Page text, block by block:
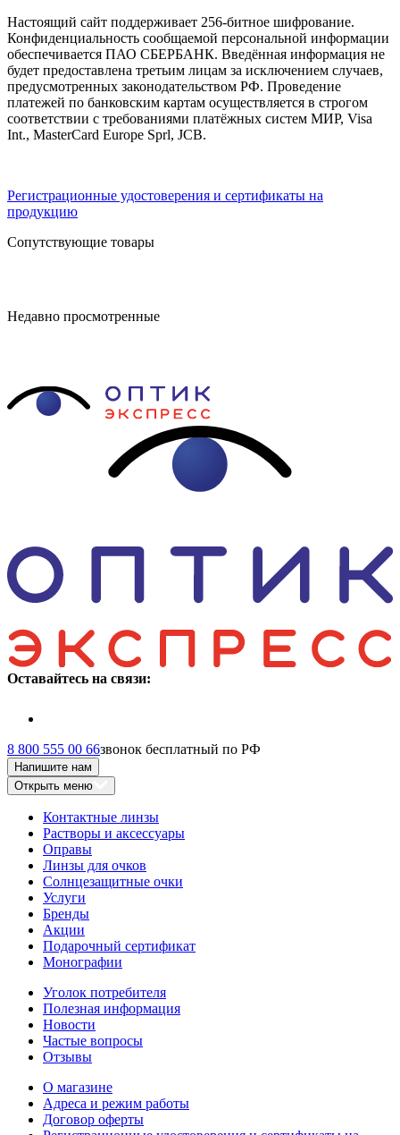
Настоящий сайт поддерживает 256-битное шифрование.
Конфиденциальность сообщаемой персональной информации
обеспечивается ПАО СБЕРБАНК. Введённая информация не
будет предоставлена третьим лицам за исключением случаев,
предусмотренных законодательством РФ. Проведение
платежей по банковским картам осуществляется в строгом
соответствии с требованиями платёжных систем МИР, Visa
Int., MasterCard Europe Sprl, JCB.
Регистрационные удостоверения и сертификаты на
продукцию
Сопутствующие товары
Недавно просмотренные
Оставайтесь на связи:
8 800 555 00 66звонок бесплатный по РФ
Напишите нам
Открыть меню
Контактные линзы
Растворы и аксессуары
Оправы
Линзы для очков
Солнцезащитные очки
Услуги
Бренды
Акции
Подарочный сертификат
Монографии
Уголок потребителя
Полезная информация
Новости
Частые вопросы
Отзывы
О магазине
Адреса и режим работы
Договор оферты